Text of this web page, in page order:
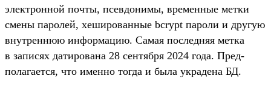
элек­трон­ной поч­ты, псев­донимы, вре­мен­ные мет­ки
сме­ны паролей, хеширо­ван­ные bcrypt пароли и дру­гую
внут­реннюю информа­цию. Самая пос­ледняя мет­ка
в записях датиро­вана 28 сен­тября 2024 года. Пред­
полага­ется, что имен­но тог­да и была укра­дена БД.